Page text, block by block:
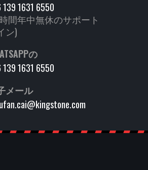
139 1631 6550
間年中無休のサポート
ン)
の
139 1631 6550
メール